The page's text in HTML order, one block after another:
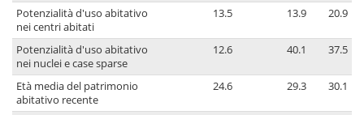
Potenzialità d'uso abitativo
nei centri abitati
13.5 13.9 20.9
Potenzialità d'uso abitativo
nei nuclei e case sparse
12.6 40.1 37.5
Età media del patrimonio
abitativo recente
24.6 29.3 30.1